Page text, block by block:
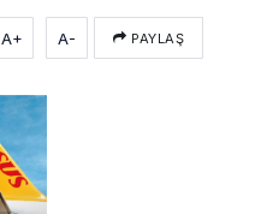
A+ A- PAYLAŞ